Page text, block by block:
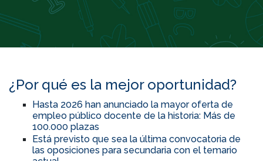
¿Por qué es la mejor oportunidad?
Hasta 2026 han anunciado la mayor oferta de
empleo público docente de la historia: Más de
100.000 plazas
Está previsto que sea la última convocatoria de
las oposiciones para secundaria con el temario